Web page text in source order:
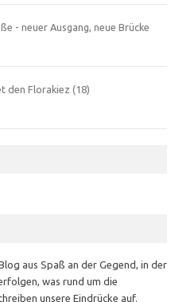
- neuer Ausgang, neue Brücke
den Florakiez (18)
aus Spaß an der Gegend, in der
was rund um die
unsere Eindrücke auf.